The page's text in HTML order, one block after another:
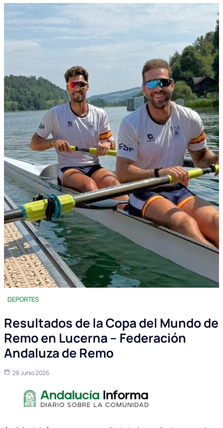
DEPORTES
Resultados de la Copa del Mundo de
Remo en Lucerna – Federación
Andaluza de Remo
28 Junio 2026